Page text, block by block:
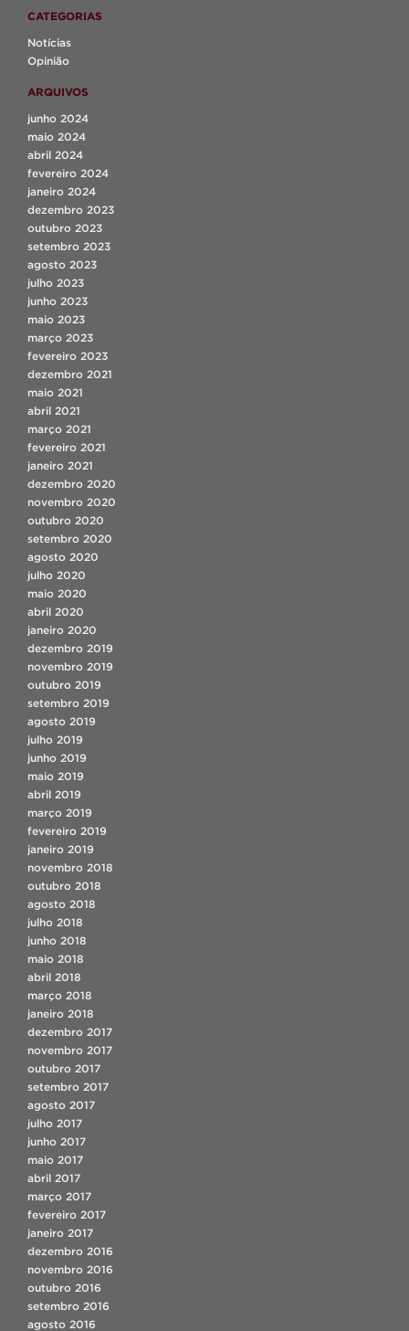
CATEGORIAS
Notícias
Opinião
ARQUIVOS
junho 2024
maio 2024
abril 2024
fevereiro 2024
janeiro 2024
dezembro 2023
outubro 2023
setembro 2023
agosto 2023
julho 2023
junho 2023
maio 2023
março 2023
fevereiro 2023
dezembro 2021
maio 2021
abril 2021
março 2021
fevereiro 2021
janeiro 2021
dezembro 2020
novembro 2020
outubro 2020
setembro 2020
agosto 2020
julho 2020
maio 2020
abril 2020
janeiro 2020
dezembro 2019
novembro 2019
outubro 2019
setembro 2019
agosto 2019
julho 2019
junho 2019
maio 2019
abril 2019
março 2019
fevereiro 2019
janeiro 2019
novembro 2018
outubro 2018
agosto 2018
julho 2018
junho 2018
maio 2018
abril 2018
março 2018
janeiro 2018
dezembro 2017
novembro 2017
outubro 2017
setembro 2017
agosto 2017
julho 2017
junho 2017
maio 2017
abril 2017
março 2017
fevereiro 2017
janeiro 2017
dezembro 2016
novembro 2016
outubro 2016
setembro 2016
agosto 2016